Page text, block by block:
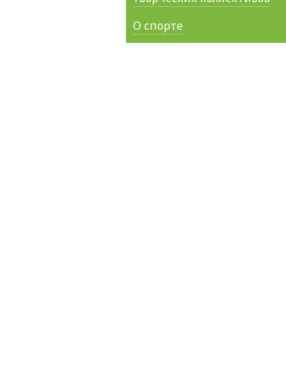
О спорте